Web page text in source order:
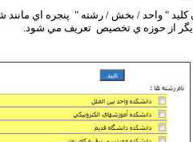
از حوزه ي تخصيص تعريف مي شود.